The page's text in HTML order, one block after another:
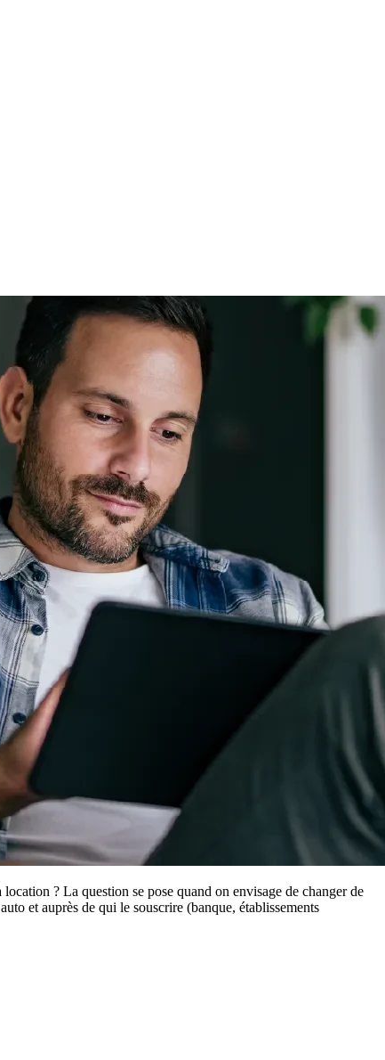
? La question se pose quand on envisage de changer de
et auprès de qui le souscrire (banque, établissements